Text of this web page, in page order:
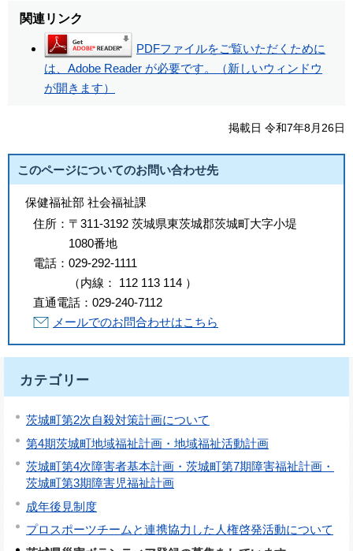
関連リンク
PDFファイルをご覧いただくために
は、Adobe Reader が必要です。（新しいウィンドウ
が開きます）
掲載日 令和7年8月26日
このページについてのお問い合わせ先
保健福祉部 社会福祉課
住所： 〒311-3192 茨城県東茨城郡茨城町大字小堤
1080番地
電話： 029-292-1111
（内線 ： 112 113 114 ）
直通電話： 029-240-7112
メールでのお問合わせはこちら
カテゴリー
茨城町第2次自殺対策計画について
第4期茨城町地域福祉計画・地域福祉活動計画
茨城町第4次障害者基本計画・茨城町第7期障害福祉計画・
茨城町第3期障害児福祉計画
成年後見制度
プロスポーツチームと連携協力した人権啓発活動について